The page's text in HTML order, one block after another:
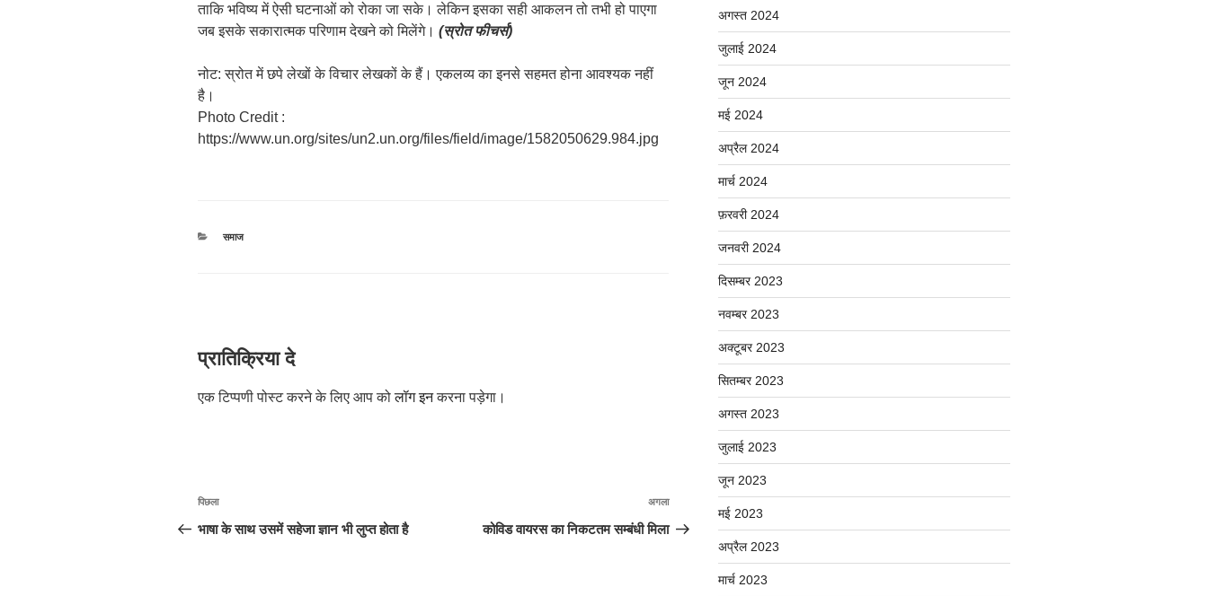
ताकि भविष्य में ऐसी घटनाओं को रोका जा सके। लेकिन इसका सही आकलन तो तभी हो पाएगा
जब इसके सकारात्मक परिणाम देखने को मिलेंगे। (स्रोत फीचर्स)
नोट: स्रोत में छपे लेखों के विचार लेखकों के हैं। एकलव्य का इनसे सहमत होना आवश्यक नहीं
है।
Photo Credit :
https://www.un.org/sites/un2.un.org/files/field/image/1582050629.984.jpg
श्रेणियाँ
समाज
प्रातिक्रिया दे
एक टिप्पणी पोस्ट करने के लिए आप कोलॉग इनकरना पड़ेगा।
पोस्ट
नेविगेशन
पिछला
पोस्ट:
पिछला
भाषा के साथ उसमें सहेजा ज्ञान भी लुप्त होता है
अगली
पोस्ट
अगला
कोविड वायरस का निकटतम सम्बंधी मिला
अगस्त 2024
जुलाई 2024
जून 2024
मई 2024
अप्रैल 2024
मार्च 2024
फ़रवरी 2024
जनवरी 2024
दिसम्बर 2023
नवम्बर 2023
अक्टूबर 2023
सितम्बर 2023
अगस्त 2023
जुलाई 2023
जून 2023
मई 2023
अप्रैल 2023
मार्च 2023